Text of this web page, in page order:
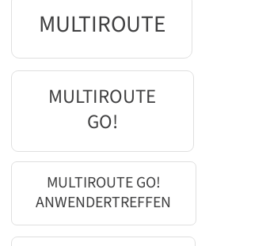
MULTIROUTE
MULTIROUTE
GO!
MULTIROUTE GO!
ANWENDERTREFFEN